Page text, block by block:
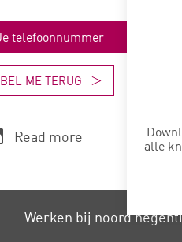
alle
BEL ME TERUG
Read more
Werken bij noord